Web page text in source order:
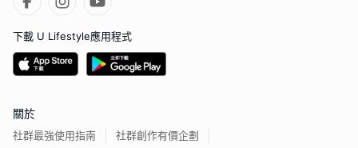
下載 U Lifestyle應用程式
關於
社群最強使用指南
社群創作有價企劃